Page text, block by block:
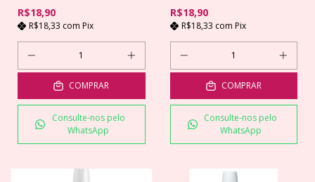
R$18,90
R$18,33 com Pix
COMPRAR
Consulte-nos pelo
WhatsApp
R$18,90
R$18,33 com Pix
COMPRAR
Consulte-nos pelo
WhatsApp